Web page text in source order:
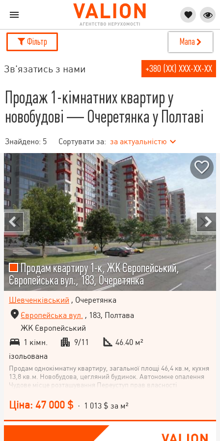
Фільтр Мапа
Зв'язатись з нами +380 (XX) XXX-XX-XX
Продаж 1-кімнатних квартир у
новобудові — Очеретянка у Полтаві
Знайдено: 5 Сортувати за: за актуальністю
Продам квартиру 1-к, ЖК Європейський,
Європейська вул., 183, Очеретянка
Шевченківський , Очеретянка
Європейська вул. , 183, Полтава
ЖК Європейський
1 кімн.
9/11
46.40 м²
ізольована
Продам однокімнатну квартиру, загальної площі 46,4 кв.м, кухня
13,8 кв.м. Новобудова, цегляний будинок. Автономне опалення
Чудове місце розташування Переуступ прав власності
Ціна: 47 000 $ · 1 013 $ за м²